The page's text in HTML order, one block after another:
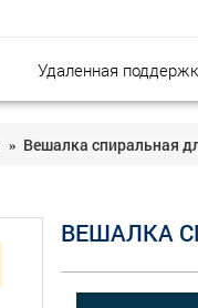
Удаленная
» Вешалка спиральная
ВЕШАЛКА